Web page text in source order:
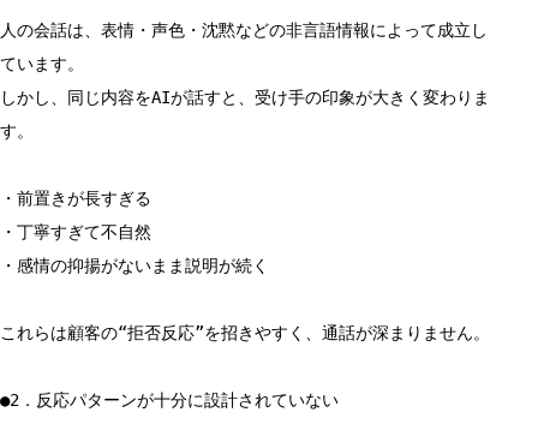
人の会話は、表情・声色・沈黙などの非言語情報によって成立し
ています。
しかし、同じ内容をAIが話すと、受け手の印象が大きく変わりま
す。
・前置きが長すぎる
・丁寧すぎて不自然
・感情の抑揚がないまま説明が続く
これらは顧客の“拒否反応”を招きやすく、通話が深まりません。
●2．反応パターンが十分に設計されていない